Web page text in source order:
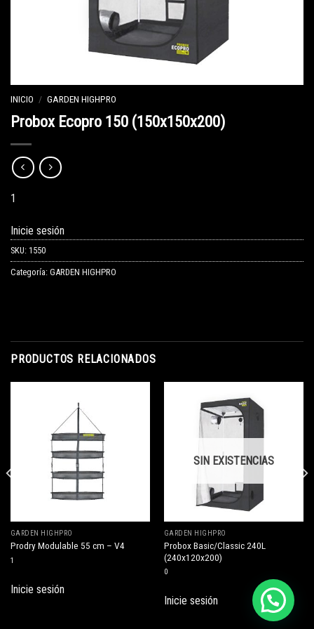
INICIO / GARDEN HIGHPRO
Probox Ecopro 150 (150x150x200)
1
Inicie sesión
SKU: 1550
Categoría: GARDEN HIGHPRO
PRODUCTOS RELACIONADOS
GARDEN HIGHPRO
Prodry Modulable 55 cm – V4
1
Inicie sesión
SIN EXISTENCIAS
GARDEN HIGHPRO
Probox Basic/Classic 240L
(240x120x200)
0
Inicie sesión